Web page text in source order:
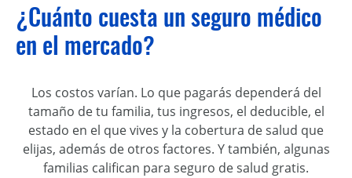
¿Cuánto cuesta un seguro médico
en el mercado?
Los costos varían. Lo que pagarás dependerá del
tamaño de tu familia, tus ingresos, el deducible, el
estado en el que vives y la cobertura de salud que
elijas, además de otros factores. Y también, algunas
familias califican para seguro de salud gratis.